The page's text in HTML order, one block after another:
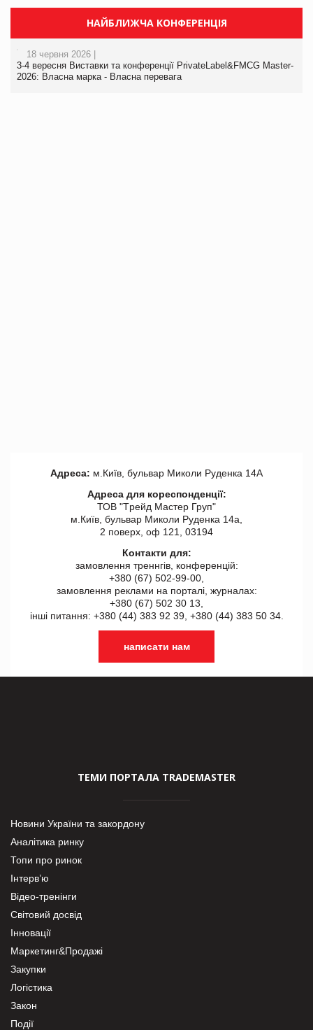
НАЙБЛИЖЧА КОНФЕРЕНЦІЯ
18 червня 2026 |
3-4 вересня Виставки та конференції PrivateLabel&FMCG Master-
2026: Власна марка - Власна перевага
Адреса: м.Київ, бульвар Миколи Руденка 14А
Адреса для кореспонденції:
ТОВ "Tрейд Мастер Груп"
м.Київ, бульвар Миколи Руденка 14а,
2 поверх, оф 121, 03194
Контакти для:
замовлення треннгів, конференцій:
+380 (67) 502-99-00,
замовлення реклами на порталі, журналах:
+380 (67) 502 30 13,
інші питання: +380 (44) 383 92 39, +380 (44) 383 50 34.
написати нам
ТЕМИ ПОРТАЛА TRADEMASTER
Новини України та закордону
Аналітика ринку
Топи про ринок
Інтерв’ю
Відео-тренінги
Світовий досвід
Інновації
Маркетинг&Продажі
Закупки
Логістика
Закон
Події